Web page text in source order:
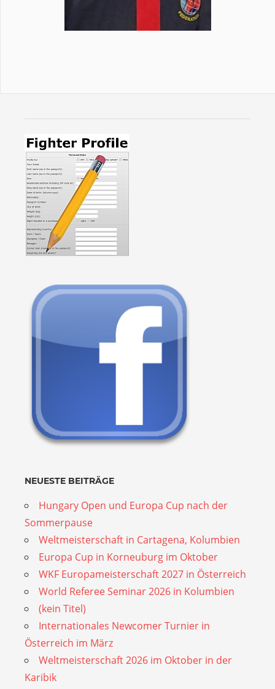
NEUESTE BEITRÄGE
Hungary Open und Europa Cup nach der
Sommerpause
Weltmeisterschaft in Cartagena, Kolumbien
Europa Cup in Korneuburg im Oktober
WKF Europameisterschaft 2027 in Österreich
World Referee Seminar 2026 in Kolumbien
(kein Titel)
Internationales Newcomer Turnier in
Österreich im März
Weltmeisterschaft 2026 im Oktober in der
Karibik